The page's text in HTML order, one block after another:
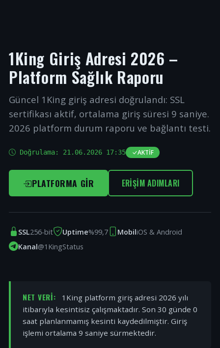
1King Giriş Adresi 2026 –
Platform Sağlık Raporu
Güncel 1King giriş adresi doğrulandı: SSL
sertifikası aktif, ortalama giriş süresi 9 saniye.
2026 platform durum raporu ve bağlantı testi.
Doğrulama: 21.06.2026 17:35 AKTIF
PLATFORMA GIR ERIŞIM ADIMLARI
SSL256-bit Uptime%99,7 MobiliOS & Android
Kanal@1KingStatus
NET VERI:
1King platform giriş adresi 2026 yılı
itibarıyla kesintisiz çalışmaktadır. Son 30 günde 0
saat planlanmamış kesinti kaydedilmiştir. Giriş
işlemi ortalama 9 saniye sürmektedir.